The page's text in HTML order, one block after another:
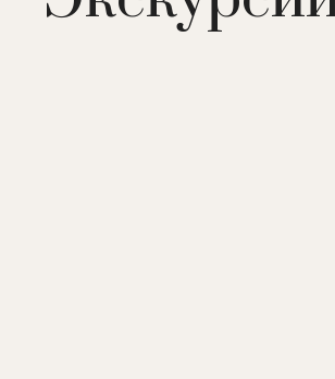
летний сезон), винные